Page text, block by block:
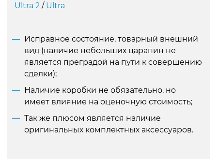
Ultra 2 / Ultra
Исправное состояние, товарный внешний
вид (наличие небольших царапин не
является преградой на пути к совершению
сделки);
Наличие коробки не обязательно, но
имеет влияние на оценочную стоимость;
Так же плюсом является наличие
оригинальных комплектных аксессуаров.